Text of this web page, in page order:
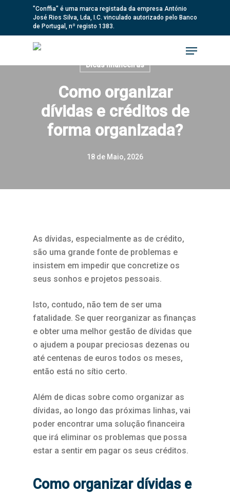
"Conffia" é uma marca registada da empresa António
José Rios Silva, Lda, I.C. vinculado autorizado pelo Banco
de Portugal, nº registo 1383.
Menu
Dicas financeiras
Como organizar
dívidas e créditos de
forma organizada?
18 de Maio, 2026
As dívidas, especialmente as de crédito,
são uma grande fonte de problemas e
insistem em impedir que concretize os
seus sonhos e projetos pessoais.
Isto, contudo, não tem de ser uma
fatalidade. Se quer reorganizar as finanças
e obter uma melhor gestão de dívidas que
o ajudem a poupar preciosas dezenas ou
até centenas de euros todos os meses,
então está no sítio certo.
Além de dicas sobre como organizar as
dívidas, ao longo das próximas linhas, vai
poder encontrar uma solução financeira
que irá eliminar os problemas que possa
estar a sentir em pagar os seus créditos.
Como organizar dívidas e